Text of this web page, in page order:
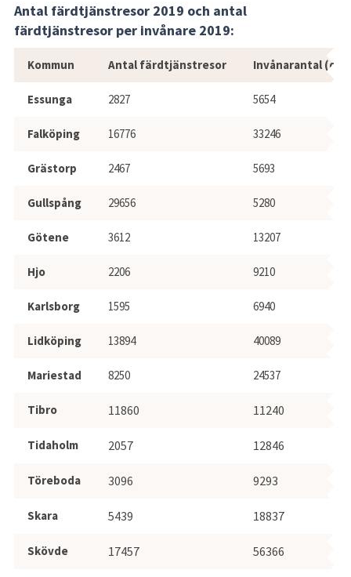
Antal färdtjänstresor 2019 och antal
färdtjänstresor per invånare 2019:
Antal färdtjänstresor per invånare
Kommun Antal färdtjänstresor Invånarantal
Essunga 2827 5654
Falköping 16776 33246
Grästorp 2467 5693
Gullspång 29656 5280
Götene 3612 13207
Hjo 2206 9210
Karlsborg 1595 6940
Lidköping 13894 40089
Mariestad 8250 24537
Tibro 11860 11240
Tidaholm 2057 12846
Töreboda 3096 9293
Skara 5439 18837
Skövde 17457 56366